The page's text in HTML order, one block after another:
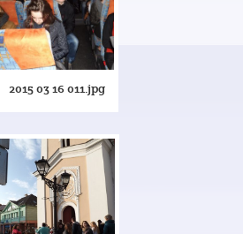
2015 03 16 011.jpg